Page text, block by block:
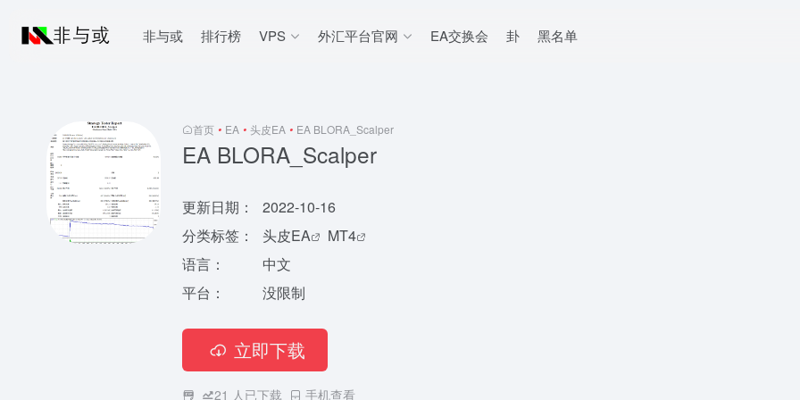
非与或 排行榜 VPS 外汇平台官网 EA交换会 卦 黑名单
首页 • EA • 头皮EA • EA BLORA_Scalper
EA BLORA_Scalper
更新日期：
2022-10-16
分类标签：
头皮EA
MT4
语言：
中文
平台：
没限制
立即下载
21 人已下载 手机查看